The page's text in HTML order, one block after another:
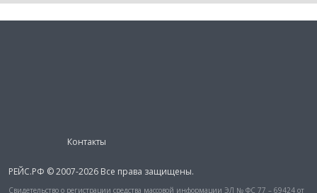
Контакты
РЕЙС.РФ © 2007-2026 Все права защищены.
Свидетельство о регистрации средства массовой информации ЭЛ № ФС 77 – 69424 от